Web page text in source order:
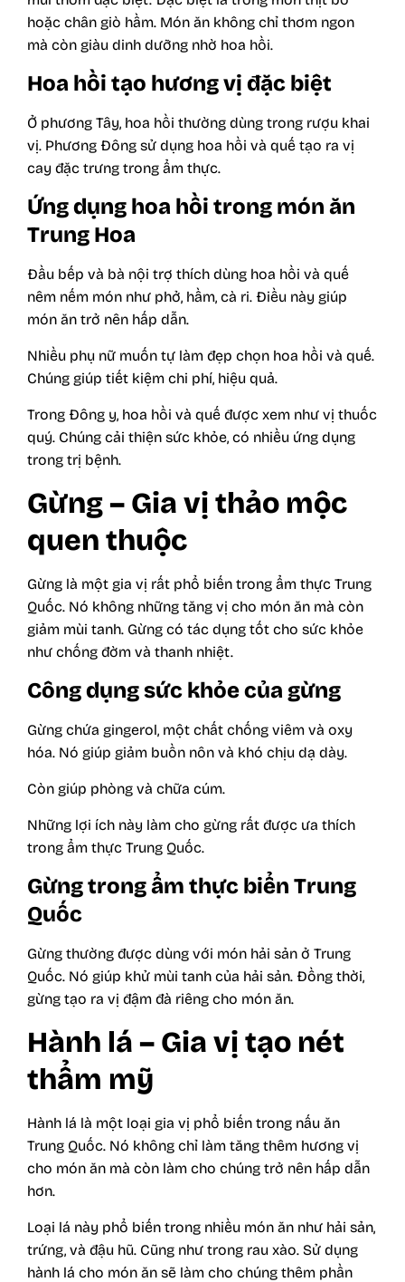
hoặc chân giò hầm. Món ăn không chỉ thơm ngon
mà còn giàu dinh dưỡng nhờ hoa hồi.
Hoa hồi tạo hương vị đặc biệt
Ở phương Tây, hoa hồi thường dùng trong rượu khai
vị. Phương Đông sử dụng hoa hồi và quế tạo ra vị
cay đặc trưng trong ẩm thực.
Ứng dụng hoa hồi trong món ăn
Trung Hoa
Đầu bếp và bà nội trợ thích dùng hoa hồi và quế
nêm nếm món như phở, hầm, cà ri. Điều này giúp
món ăn trở nên hấp dẫn.
Nhiều phụ nữ muốn tự làm đẹp chọn hoa hồi và quế.
Chúng giúp tiết kiệm chi phí, hiệu quả.
Trong Đông y, hoa hồi và quế được xem như vị thuốc
quý. Chúng cải thiện sức khỏe, có nhiều ứng dụng
trong trị bệnh.
Gừng – Gia vị thảo mộc
quen thuộc
Gừng là một gia vị rất phổ biến trong ẩm thực Trung
Quốc. Nó không những tăng vị cho món ăn mà còn
giảm mùi tanh. Gừng có tác dụng tốt cho sức khỏe
như chống đờm và thanh nhiệt.
Công dụng sức khỏe của gừng
Gừng chứa gingerol, một chất chống viêm và oxy
hóa. Nó giúp giảm buồn nôn và khó chịu dạ dày.
Còn giúp phòng và chữa cúm.
Những lợi ích này làm cho gừng rất được ưa thích
trong ẩm thực Trung Quốc.
Gừng trong ẩm thực biển Trung
Quốc
Gừng thường được dùng với món hải sản ở Trung
Quốc. Nó giúp khử mùi tanh của hải sản. Đồng thời,
gừng tạo ra vị đậm đà riêng cho món ăn.
Hành lá – Gia vị tạo nét
thẩm mỹ
Hành lá là một loại gia vị phổ biến trong nấu ăn
Trung Quốc. Nó không chỉ làm tăng thêm hương vị
cho món ăn mà còn làm cho chúng trở nên hấp dẫn
hơn.
Loại lá này phổ biến trong nhiều món ăn như hải sản,
trứng, và đậu hũ. Cũng như trong rau xào. Sử dụng
hành lá cho món ăn sẽ làm cho chúng thêm phần